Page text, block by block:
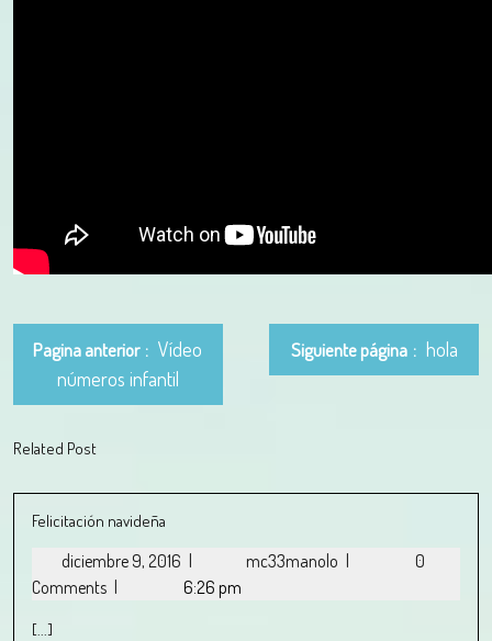
Pagina anterior
Vídeo
números infantil
Siguiente página hola
Related Post
Felicitación navideña
diciembre 9, 2016 mc33manolo
0
Comments
6:26 pm
[...]